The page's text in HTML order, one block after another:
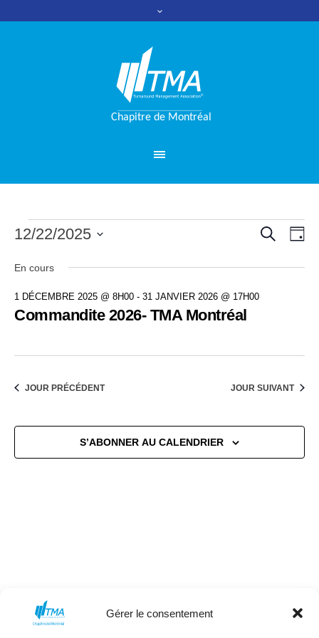
Gérer le consentement
Évènements
décembre
et
vues
12/22/2025
une
date.
En cours
Commandite 2026- TMA Montréal
1 DÉCEMBRE 2025 @ 8H00 - 31 JANVIER 2026 @ 17H00
JOUR PRÉCÉDENT JOUR SUIVANT
S’ABONNER AU CALENDRIER